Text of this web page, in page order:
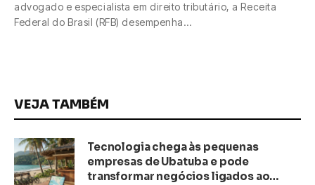
advogado e especialista em direito tributário, a Receita
Federal do Brasil (RFB) desempenha…
VEJA TAMBÉM
Tecnologia chega às pequenas
empresas de Ubatuba e pode
transformar negócios ligados ao